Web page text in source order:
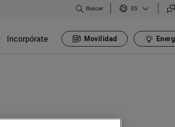
Buscar ES
Incorpórate Movilidad